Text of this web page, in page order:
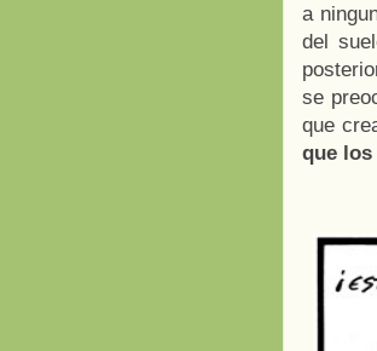
a
del
se
que
que los